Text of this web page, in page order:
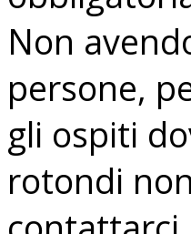
Non
persone,
gli ospiti
rotondi